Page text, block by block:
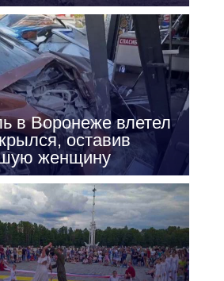
в Воронеже влетел
оставив
женщину